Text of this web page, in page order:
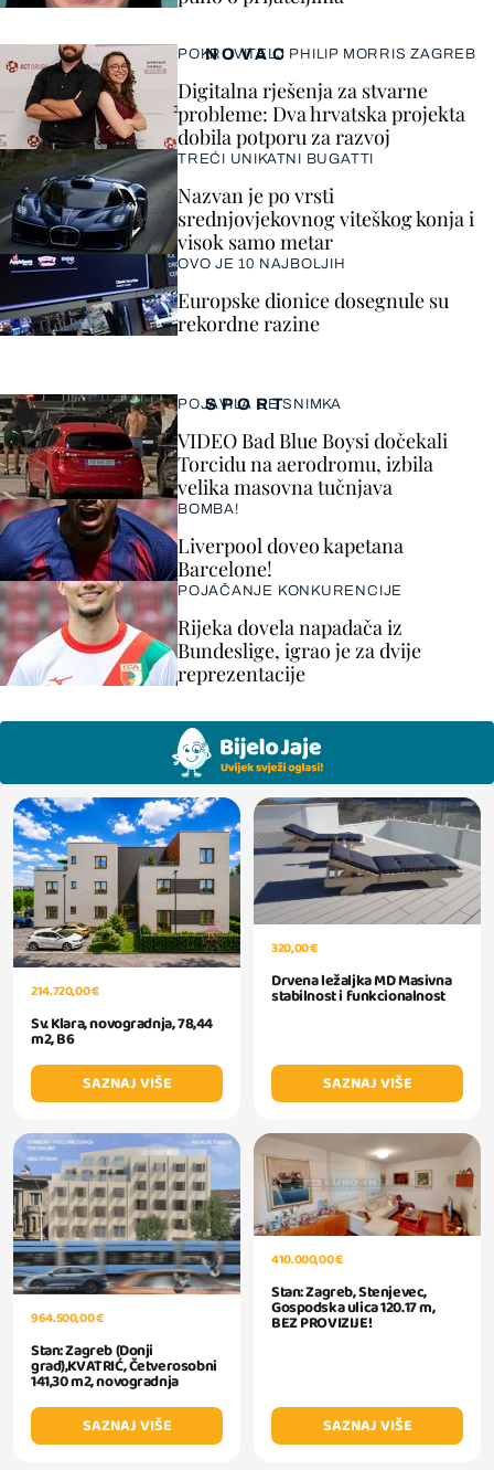
SPORT
POJAVILA SE SNIMKA
VIDEO Bad Blue Boysi dočekali
Torcidu na aerodromu, izbila
velika masovna tučnjava
BOMBA!
Liverpool doveo kapetana
Barcelone!
POJAČANJE KONKURENCIJE
Rijeka dovela napadača iz
Bundeslige, igrao je za dvije
reprezentacije
NOVAC
POKROVITELJ PHILIP MORRIS ZAGREB
Digitalna rješenja za stvarne
probleme: Dva hrvatska projekta
dobila potporu za razvoj
TREĆI UNIKATNI BUGATTI
Nazvan je po vrsti
srednjovjekovnog viteškog konja i
visok samo metar
OVO JE 10 NAJBOLJIH
Europske dionice dosegnule su
rekordne razine
214.720,00 €
Sv. Klara, novogradnja, 78,44
m2, B6
SAZNAJ VIŠE
320,00 €
Drvena ležaljka MD Masivna
stabilnost i funkcionalnost
SAZNAJ VIŠE
964.500,00 €
Stan: Zagreb (Donji
grad),KVATRIĆ, Četverosobni
141,30 m2, novogradnja
SAZNAJ VIŠE
410.000,00 €
Stan: Zagreb, Stenjevec,
Gospodska ulica 120.17 m,
BEZ PROVIZIJE!
SAZNAJ VIŠE